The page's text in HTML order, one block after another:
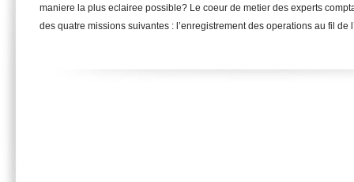
maniere la plus eclairee possible? Le coeur de metier des experts
des quatre missions suivantes : l’enregistrement des operations au fil de